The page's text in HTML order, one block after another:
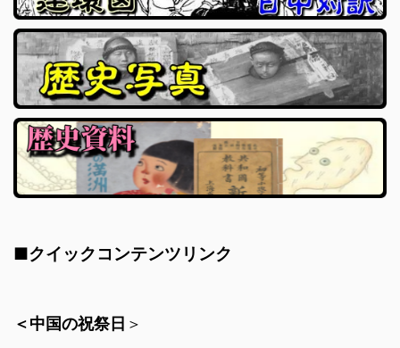
■クイックコンテンツリンク
＜中国の祝祭日 ＞